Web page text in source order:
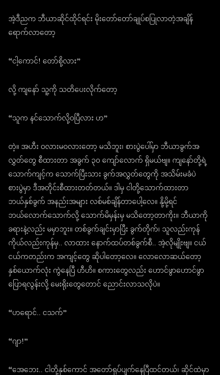
အဲ့ဒီညက ဘီယာဆိုင်ထိုင်ရင်း မိုးတော်တော်ချုပ်စပြုလာတဲ့အချိန်
ရောက်လာတော့
“ငါ့ကောင်! တော်စို့လား”
လို့ ကျနော် သူ့ကို သတိပေးလိုက်တော့
“သူက နင်သောက်လို့ဝပြီလား ဟ”
တဲ့။ အဟီး ဝလားမဝလားတော့ မသိဘူး၊ စားပွဲပေါ်မှာ ဘီယာခွက်အ
လွှတ်တွေ စီထားတာ အခွက် ၃၀ ကျော်လောက် ရှိမယ်ဗျ။ ကျနော်တို့ရဲ့
သောက်ကျင့်က သောက်ပြီးသား ခွက်အလွှတ်တွေကို အသိမ်းမခံပဲ
စားပွဲမှာ ဒီအတိုင်းစီထားတတ်တယ်။ ဒါမှ ငါတို့သောက်ထားတာ
ဘယ်နှစ်ခွက် အနည်းအများ လစ်မစ်ချိန်တာပေါ့လေ။ နို့မို့ရင်
ဘယ်လောက်သောက်လို့ သောက်မိမှန်းမှ မသိတော့တာကိုး။ ဘီယာကို
ခရားနဲ့လည်း မမှာဘူး။ တစ်ခွက်ချင်းမှာပြီး ခွက်တိုက်၊ သူလည်းကုန်
ကိုယ်လည်းကုန်မှ.. လာထား နောက်ထပ်တစ်ခွက်စီ.. အဲ့လိုမျိုးဗျ။ ငယ်
ငယ်ကတည်းက အကျင့်တွေ ဆိုပါတော့လေ။ လောလောဆယ်တော့
နှစ်ယောက်လုံး ကွဲနေပြီ ဟီဟိ။ စကားတွေလည်း ဟောင်ဖွာဟောင်ဖွာ
ပြောရလွန်းလို့ မေးရိုးတွေတောင် ညောင်းလာသလိုပဲ။
“ဟရောင်.. ငသက်”
“ဂျာ!”
“အေဘေး.. ငါတို့နှစ်ကောင် အတော်ရုပ်ပျက်နေပြီထင်တယ်၊ ဆိုင်ထဲမှာ